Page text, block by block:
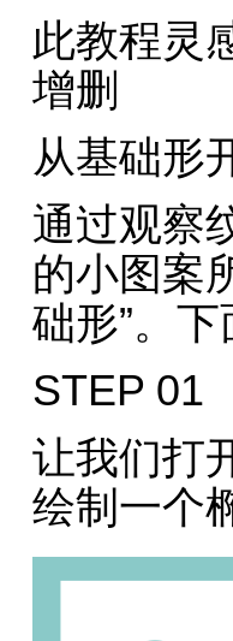
此教程灵
增删
从基础形
通过观察
的小图案
础形”。
STEP 01
让我们打
绘制一个